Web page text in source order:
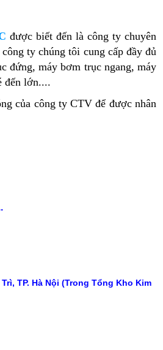
được biết đến là công ty chuyên
ty chúng tôi cung cấp đầy đủ
đứng, máy bơm trục ngang, máy
đến lớn....
của công ty CTV để được nhân
TP. Hà Nội (Trong Tổng Kho Kim